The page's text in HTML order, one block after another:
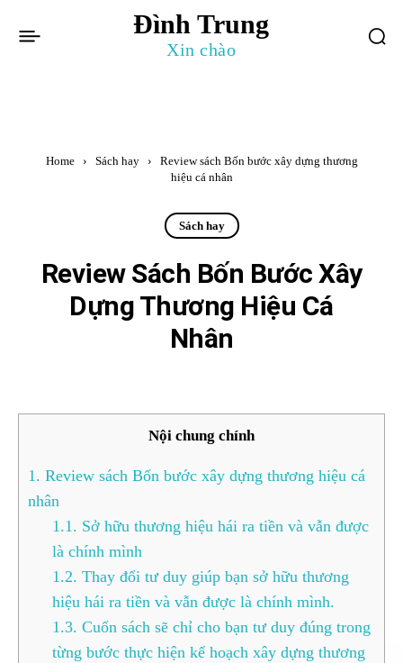
Đình Trung
Xin chào
Home Sách hay
Review sách Bốn bước xây dựng thương
hiệu cá nhân
Sách hay
Review Sách Bốn Bước Xây
Dựng Thương Hiệu Cá
Nhân
Nội chung chính
1. Review sách Bốn bước xây dựng thương hiệu cá
nhân
1.1. Sở hữu thương hiệu hái ra tiền và vẫn được
là chính mình
1.2. Thay đổi tư duy giúp bạn sở hữu thương
hiệu hái ra tiền và vẫn được là chính mình.
1.3. Cuốn sách sẽ chỉ cho bạn tư duy đúng trong
từng bước thực hiện kế hoạch xây dựng thương